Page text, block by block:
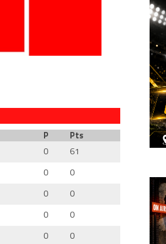
P
Pts
0
61
0
0
0
0
0
0
0
0